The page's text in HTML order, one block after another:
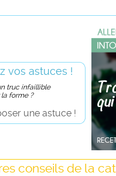
vos astuces !
truc infaillible
forme ?
une astuce !
conseils de la